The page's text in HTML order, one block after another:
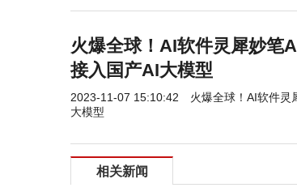
火爆全球！AI软件灵犀妙笔
接入国产AI大模型
2023-11-07 15:10:42
火爆全球！AI软件灵
大模型
相关新闻